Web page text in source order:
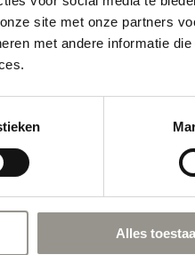
site met onze partners
met andere informatie
Alles
graag nieuws over promoties,